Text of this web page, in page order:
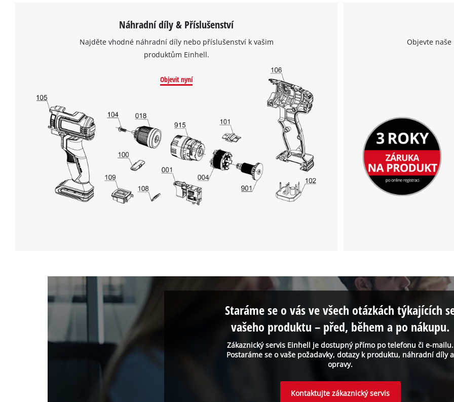
to trackers that are not disclosed to the
visitor. The website owner needs to setup
the site with their CMP to add this content
to the list of technologies used.
Powered by
Usercentrics Consent
Management Platform
Náhradní díly & Příslušenství
Najděte vhodné náhradní díly nebo příslušenství k vašim
produktům Einhell.
Objevit nyní
Objevte
Zákaznický servis Einhell je dostupný přímo po telefonu či e-mailu.
Postaráme se o vaše požadavky, dotazy k produktu, náhradní díly a
opravy.
Staráme se o vás ve všech otázkách týkajících
vašeho produktu – před, během a po nákupu.
Kontaktujte zákaznický servis